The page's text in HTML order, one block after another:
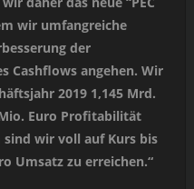
wir umfangreiche
der
Cashflows angehen. Wir
2019 1,145 Mrd.
Euro Profitabilität
sind wir voll auf Kurs bis
Umsatz zu erreichen.“